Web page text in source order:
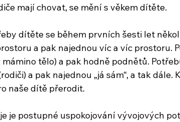
mají chovat, se mění s věkem dítěte.
dítěte se během prvních šesti let
a pak najednou víc a víc prostoru.
tělo) a pak hodně podnětů.
a pak najednou „já sám“, a tak dále.
naše dítě přerodit.
je postupné uspokojování vývojových